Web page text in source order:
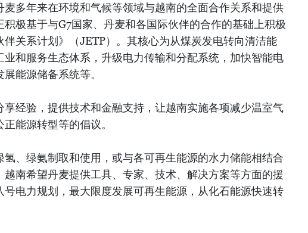
麦多年来在环境和气候等领域与越南的全面合作关系和提供
积极基于与G7国家、丹麦和各国际伙伴的合作的基础上积极
伴关系计划》（JETP）。其核心为从煤炭发电转向清洁能
业和服务生态体系，升级电力传输和分配系统，加快智能电
能源储备系统等。
享经验，提供技术和金融支持，让越南实施各项减少温室气
能源转型等的倡议。
氢、绿氨制取和使用，或与各可再生能源的水力储能相结合
越南希望丹麦提供工具、专家、技术、解决方案等方面的援
号电力规划，最大限度发展可再生能源，从化石能源快速转